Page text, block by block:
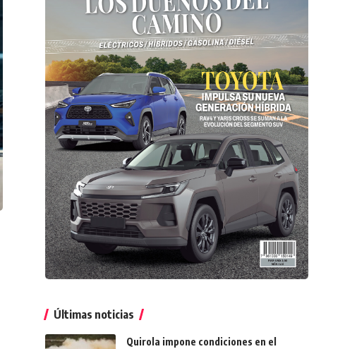
Últimas noticias
Quirola impone condiciones en el